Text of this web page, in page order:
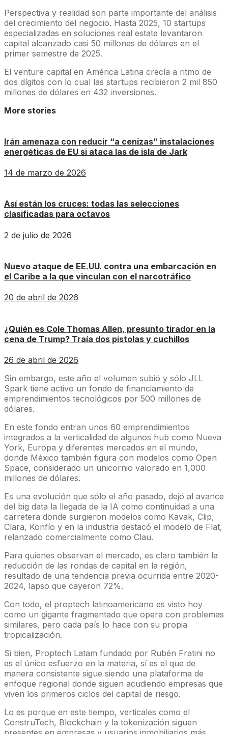
Perspectiva y realidad son parte importante del análisis
del crecimiento del negocio. Hasta 2025, 10 startups
especializadas en soluciones real estate levantaron
capital alcanzado casi 50 millones de dólares en el
primer semestre de 2025.
El venture capital en América Latina crecía a ritmo de
dos dígitos con lo cual las startups recibieron 2 mil 850
millones de dólares en 432 inversiones.
More stories
Irán amenaza con reducir “a cenizas” instalaciones
energéticas de EU si ataca las de isla de Jark
14 de marzo de 2026
Así están los cruces: todas las selecciones
clasificadas para octavos
2 de julio de 2026
Nuevo ataque de EE.UU. contra una embarcación en
el Caribe a la que vinculan con el narcotráfico
20 de abril de 2026
¿Quién es Cole Thomas Allen, presunto tirador en la
cena de Trump? Traía dos pistolas y cuchillos
26 de abril de 2026
Sin embargo, este año el volumen subió y sólo JLL
Spark tiene activo un fondo de financiamiento de
emprendimientos tecnológicos por 500 millones de
dólares.
En este fondo entran unos 60 emprendimientos
integrados a la verticalidad de algunos hub como Nueva
York, Europa y diferentes mercados en el mundo,
donde México también figura con modelos como Open
Space, considerado un unicornio valorado en 1,000
millones de dólares.
Es una evolución que sólo el año pasado, dejó al avance
del big data la llegada de la IA como continuidad a una
carretera donde surgieron modelos como Kavak, Clip,
Clara, Konfío y en la industria destacó el modelo de Flat,
relanzado comercialmente como Clau.
Para quienes observan el mercado, es claro también la
reducción de las rondas de capital en la región,
resultado de una tendencia previa ocurrida entre 2020-
2024, lapso que cayeron 72%.
Con todo, el proptech latinoamericano es visto hoy
como un gigante fragmentado que opera con problemas
similares, pero cada país lo hace con su propia
tropicalización.
Si bien, Proptech Latam fundado por Rubén Fratini no
es el único esfuerzo en la materia, sí es el que de
manera consistente sigue siendo una plataforma de
enfoque regional donde siguen acudiendo empresas que
viven los primeros ciclos del capital de riesgo.
Lo es porque en este tiempo, verticales como el
ConstruTech, Blockchain y la tokenización siguen